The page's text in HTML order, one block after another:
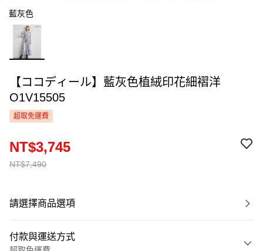
藍灰色
【ココディール】藍灰色植絨印花細褶洋
O1V15505
超取免運費
NT$7,490
NT$3,745
請選擇商品選項
付款與運送方式